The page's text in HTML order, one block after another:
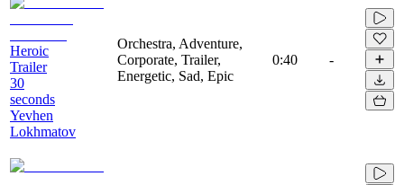
Heroic
Trailer
30
seconds
Yevhen
Lokhmatov
Orchestra, Adventure,
Corporate, Trailer,
Energetic, Sad, Epic
0:40 -